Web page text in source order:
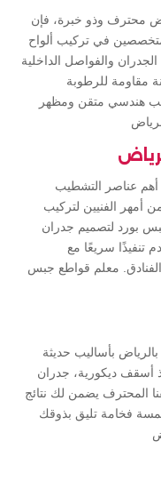
محترف وذو خبرة، فإن
في تركيب ألواح
والفواصل الداخلية
مقاومة للرطوبة
هندسي متقن ومظهر
أهم عناصر التشطيب
أمهر الفنيين لتركيب
بورد لتصميم جدران
تنفيذًا سريعًا مع
معلم قواطع جبس
بأساليب حديثة
أسقف ديكورية، جدران
المحترف يضمن لك نتائج
لمسة فخامة تليق بذوقك